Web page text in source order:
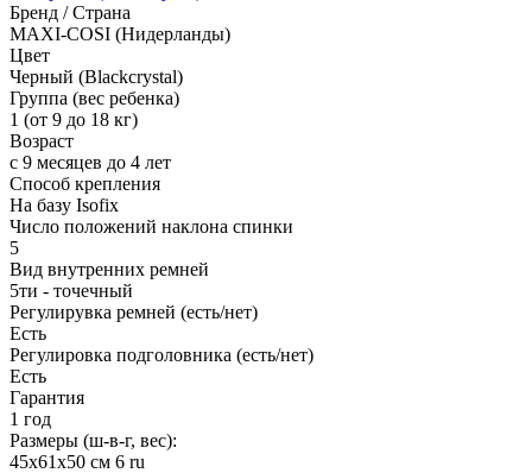
Бренд / Страна
MAXI-COSI (Нидерланды)
Цвет
Черный (Blackcrystal)
Группа (вес ребенка)
1 (от 9 до 18 кг)
Возраст
с 9 месяцев до 4 лет
Способ крепления
На базу Isofix
Число положений наклона спинки
5
Вид внутренних ремней
5ти - точечный
Регулирувка ремней (есть/нет)
Есть
Регулировка подголовника (есть/нет)
Есть
Гарантия
1 год
Размеры (ш-в-г, вес):
45х61х50 см 6 ru